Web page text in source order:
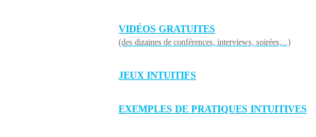
VIDÉOS GRATUITES
(des dizaines de conférences, interviews, soirées,...)
JEUX INTUITIFS
EXEMPLES DE PRATIQUES INTUITIVES